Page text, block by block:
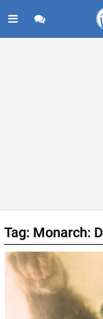
Tag: Monarch: